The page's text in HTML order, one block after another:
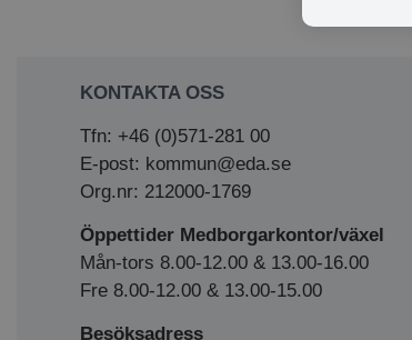
KONTAKTA OSS
Tfn: +46 (0)571-281 00
E-post: kommun@eda.se
Org.nr: 212000-1769
Öppettider Medborgarkontor/växel
Mån-tors 8.00-12.00 & 13.00-16.00
Fre 8.00-12.00 & 13.00-15.00
Besöksadress